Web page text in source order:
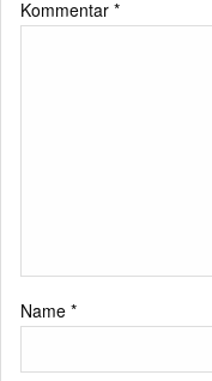
Kommentar *
Name *